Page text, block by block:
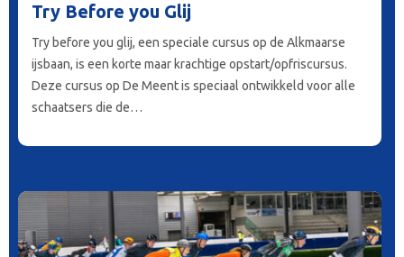
Try Before you Glij
Try before you glij, een speciale cursus op de Alkmaarse
ijsbaan, is een korte maar krachtige opstart/opfriscursus.
Deze cursus op De Meent is speciaal ontwikkeld voor alle
schaatsers die de…